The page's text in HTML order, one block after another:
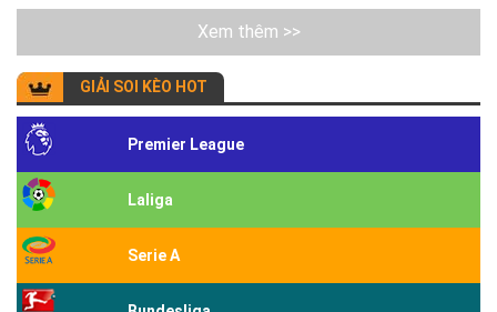
Xem thêm >>
GIẢI SOI KÈO HOT
Premier League
Laliga
Serie A